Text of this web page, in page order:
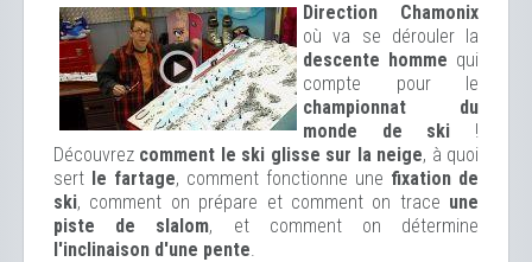
Direction Chamonix
où va se dérouler la
descente homme qui
compte pour le
championnat du
monde de ski !
Découvrez comment le ski glisse sur la neige, à quoi
sert le fartage, comment fonctionne une fixation de
ski, comment on prépare et comment on trace une
piste de slalom, et comment on détermine
l'inclinaison d'une pente.